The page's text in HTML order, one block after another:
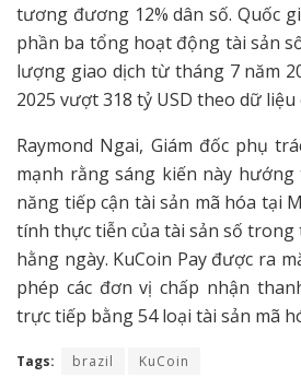
tương đương 12% dân số. Quốc
phần ba tổng hoạt động tài sản
lượng giao dịch từ tháng 7 năm
2025 vượt 318 tỷ USD theo dữ liệu
Raymond Ngai, Giám đốc phụ
mạnh rằng sáng kiến này
năng tiếp cận tài sản mã hóa tại
tính thực tiễn của tài sản số
hằng ngày. KuCoin Pay được ra
phép các đơn vị chấp nhận
trực tiếp bằng 54 loại tài sản mã
Tags: brazil KuCoin